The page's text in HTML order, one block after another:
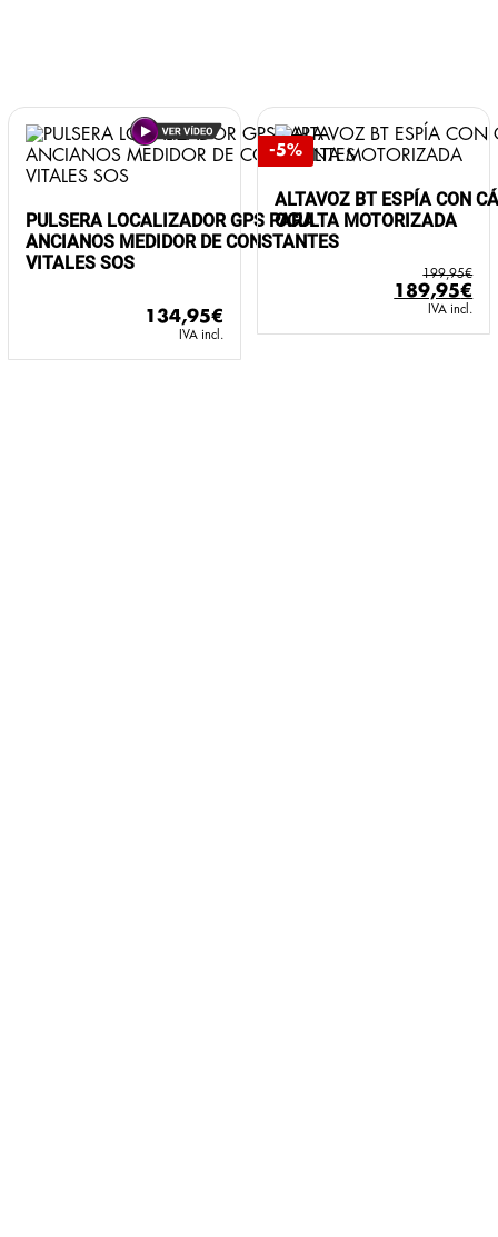
PULSERA LOCALIZADOR GPS PARA
ANCIANOS MEDIDOR DE CONSTANTES
VITALES SOS
134,95€
IVA incl.
-5%
ALTAVOZ BT ESPÍA CON
OCULTA MOTORIZADA
199,95€
El
precio
original
189,95€
IVA incl.